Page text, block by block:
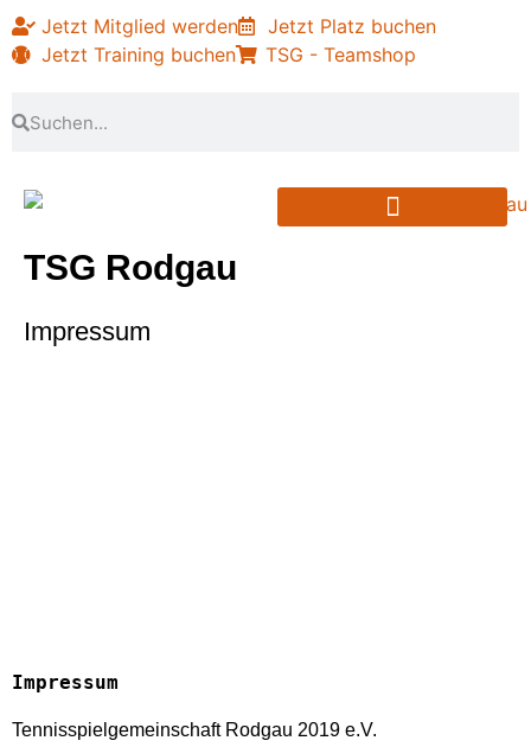
Jetzt Mitglied werden
Jetzt Platz buchen
Jetzt Training buchen
TSG - Teamshop
TSG Rodgau
Impressum
Impressum
Tennisspielgemeinschaft Rodgau 2019 e.V.